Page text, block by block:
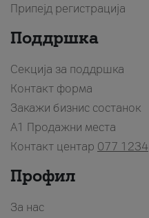
Припејд регистрација
Поддршка
Секција за поддршка
Контакт форма
Закажи бизнис состанок
A1 Продажни места
Контакт центар 077 1234
Профил
За нас